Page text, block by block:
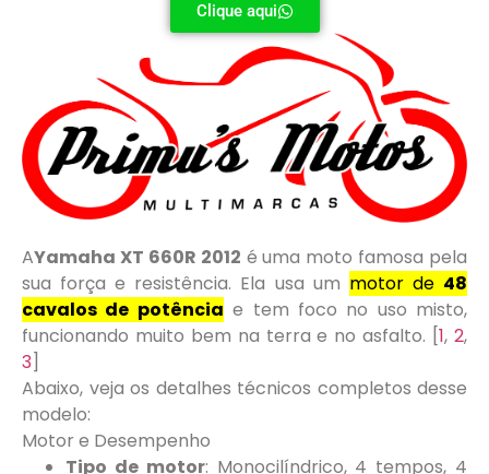
Clique aqui
AYamaha XT 660R 2012 é uma moto famosa pela
sua força e resistência. Ela usa um motor de 48
cavalos de potência e tem foco no uso misto,
funcionando muito bem na terra e no asfalto. [1,2,
3]
Abaixo, veja os detalhes técnicos completos desse
modelo:
Motor e Desempenho
Tipo de motor: Monocilíndrico, 4 tempos, 4